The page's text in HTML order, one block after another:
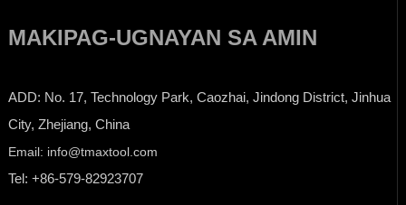
MAKIPAG-UGNAYAN SA AMIN
ADD: No. 17, Technology Park, Caozhai, Jindong District, Jinhua
City, Zhejiang, China
Email: info@tmaxtool.com
Tel: +86-579-82923707